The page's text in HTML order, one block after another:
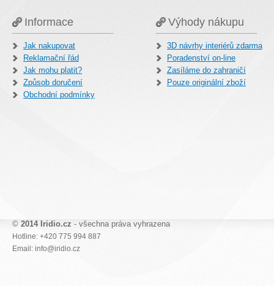
Informace
Jak nakupovat
Reklamační řád
Jak mohu platit?
Způsob doručení
Obchodní podmínky
Výhody nákupu
3D návrhy interiérů zdarma
Poradenství on-line
Zasíláme do zahraničí
Pouze originální zboží
© 2014 Iridio.cz - všechna práva vyhrazena
Hotline: +420 775 994 887
Email: info@iridio.cz